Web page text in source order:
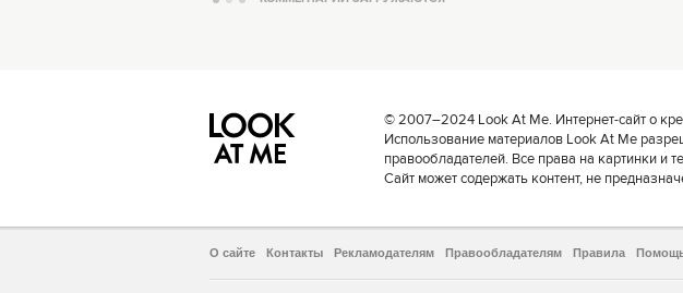
© 2007–2024 Look At Me. Интернет-сайт о
Использование материалов Look At Me
правообладателей. Все права на картинки и
Сайт может содержать контент, не
О сайте Контакты Рекламодателям Правообладателям Правила